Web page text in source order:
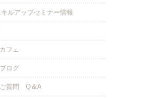
ルアップセミナー情報
フェ
ログ
ご質問 Q＆A